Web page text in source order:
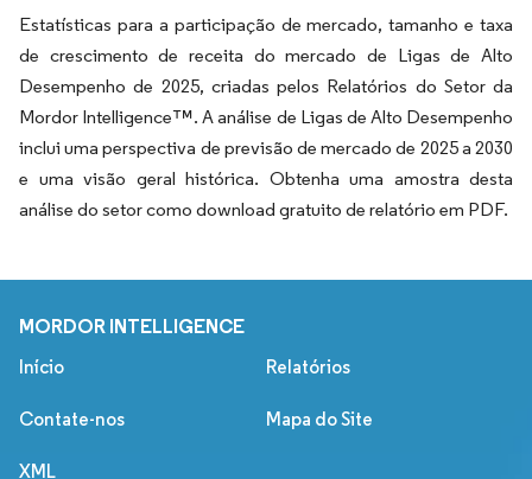
Estatísticas para a participação de mercado, tamanho e taxa
de crescimento de receita do mercado de Ligas de Alto
Desempenho de 2025, criadas pelos Relatórios do Setor da
Mordor Intelligence™. A análise de Ligas de Alto Desempenho
inclui uma perspectiva de previsão de mercado de 2025 a 2030
e uma visão geral histórica. Obtenha uma amostra desta
análise do setor como download gratuito de relatório em PDF.
MORDOR INTELLIGENCE
Início Relatórios
Contate-nos Mapa do Site
XML